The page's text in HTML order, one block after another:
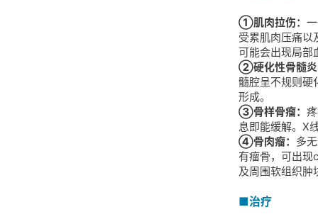
①肌肉拉伤：
受累肌肉压痛以
可能会出现局部
②硬化性骨髓
髓腔呈不规则硬
形成。
③骨样骨瘤：
息即能缓解。X
④骨肉瘤： 多
有瘤骨，可出现
及周围软组织肿
■治疗